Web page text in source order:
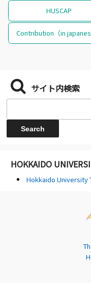
HUSCAP
Contribution（in
サイト内検索
HOKKAIDO
Hokkaido University